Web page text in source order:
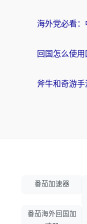
番茄加速器
番茄海外回国加